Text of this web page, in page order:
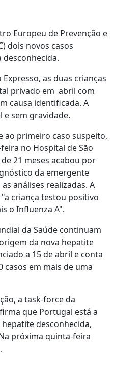
Europeu de Prevenção e
dois novos casos
as duas crianças
privado em abril com
causa identificada. A
e sem gravidade.
ao primeiro caso suspeito,
no Hospital de São
21 meses acabou por
da emergente
análises realizadas. A
criança testou positivo
o Influenza A".
da Saúde continuam
da nova hepatite
a 15 de abril e conta
casos em mais de uma
a task-force da
que Portugal está a
desconhecida,
próxima quinta-feira